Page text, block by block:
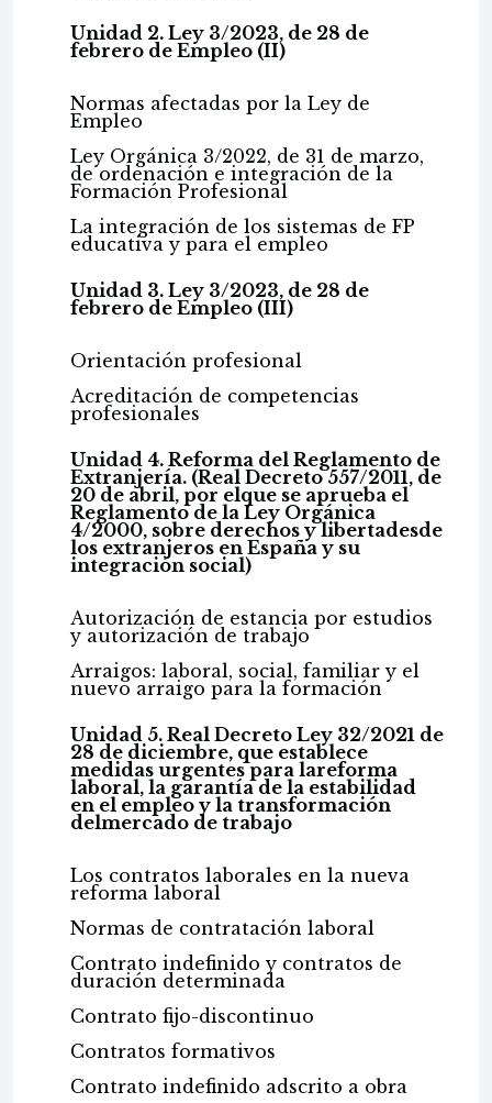
Unidad 2. Ley 3/2023, de 28 de
febrero de Empleo (II)
Normas afectadas por la Ley de
Empleo
Ley Orgánica 3/2022, de 31 de marzo,
de ordenación e integración de la
Formación Profesional
La integración de los sistemas de FP
educativa y para el empleo
Unidad 3. Ley 3/2023, de 28 de
febrero de Empleo (III)
Orientación profesional
Acreditación de competencias
profesionales
Unidad 4. Reforma del Reglamento de
Extranjería. (Real Decreto 557/2011, de
20 de abril, por elque se aprueba el
Reglamento de la Ley Orgánica
4/2000, sobre derechos y libertadesde
los extranjeros en España y su
integración social)
Autorización de estancia por estudios
y autorización de trabajo
Arraigos: laboral, social, familiar y el
nuevo arraigo para la formación
Unidad 5. Real Decreto Ley 32/2021 de
28 de diciembre, que establece
medidas urgentes para lareforma
laboral, la garantía de la estabilidad
en el empleo y la transformación
delmercado de trabajo
Los contratos laborales en la nueva
reforma laboral
Normas de contratación laboral
Contrato indefinido y contratos de
duración determinada
Contrato fijo-discontinuo
Contratos formativos
Contrato indefinido adscrito a obra